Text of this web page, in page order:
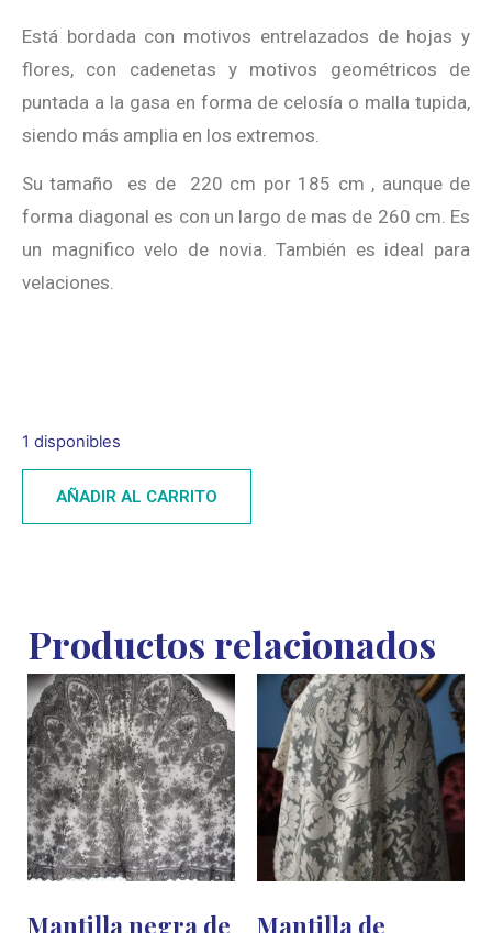
Está bordada con motivos entrelazados de hojas y
flores, con cadenetas y motivos geométricos de
puntada a la gasa en forma de celosía o malla tupida,
siendo más amplia en los extremos.
Su tamaño es de 220 cm por 185 cm , aunque de
forma diagonal es con un largo de mas de 260 cm. Es
un magnifico velo de novia. También es ideal para
velaciones.
1 disponibles
AÑADIR AL CARRITO
Productos relacionados
Mantilla negra de
Mantilla de